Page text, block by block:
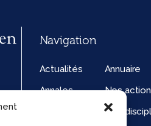
Navigation
Actualités
Annuaire
Annales
Nos
Nos